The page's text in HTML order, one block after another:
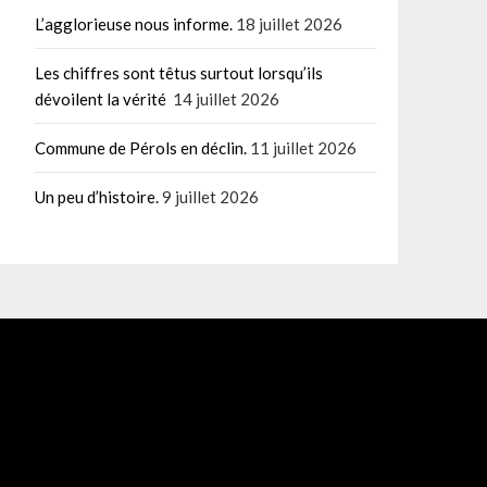
L’agglorieuse nous informe. 18 juillet 2026
Les chiffres sont têtus surtout lorsqu’ils
dévoilent la vérité 14 juillet 2026
Commune de Pérols en déclin. 11 juillet 2026
Un peu d’histoire.9 juillet 2026